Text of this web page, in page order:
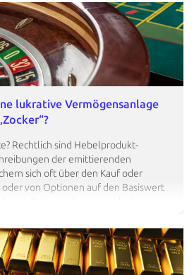
wirklich eine Alternative zu Festgeld
zeigen es Ihnen – und erklären, was
in Anleihen wissen sollten.
kaufen? So geht's Wie funktionieren
wichtigsten Begriffe Was bringen
Hier erfahren Sie…
lukrative Vermögensanlage
Rechtlich sind Hebelprodukt-
der emittierenden
sich oft über den Kauf oder
von Optionen auf den Basiswert
Optionsanleihen (Anleihe cum).
die sog. „traditionellen
heute noch gibt. Dem Anleger
die Pflicht) eingeräumt, während